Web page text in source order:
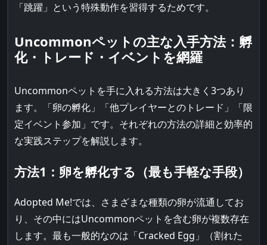
「跳躍」という特殊動作を習得するためです。
Uncommonペットの主な入手方法：孵
化・トレード・イベントを網羅
Uncommonペットを手に入れる方法は大きく3つあり
ます。「卵の孵化」「他プレイヤーとのトレード」「限
定イベント参加」です。それぞれの方法の詳細と効率的
な実践ステップを解説します。
方法1：卵を孵化する（最も手軽な手段）
Adopted Me!では、さまざまな種類の卵が流通してお
り、その中にはUncommonペットを含む卵が複数存在
します。最も一般的なのは「Cracked Egg」（割れた